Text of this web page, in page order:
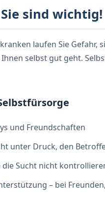
sind wichtig!
laufen Sie Gefahr,
selbst gut geht.
und Freundschaften
unter Druck, den
die Sucht nicht
– bei